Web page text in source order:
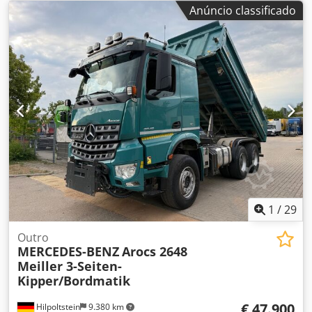
Anúncio classificado
1 /29
Hilpoltstein 9.380 km
Outro
MERCEDES-BENZArocs 2648
Meiller 3-Seiten-
Kipper/Bordmatik